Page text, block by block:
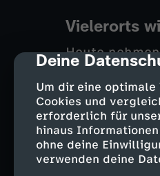
cmp-dialog-
Deine
Um dir eine optimale
Cookies und
erforderlich für
hinaus
ohne deine
verwenden deine
Vielerorts
Heute
vielerorts
auf der Erde
variieren. So
werden,
steigen.
zur
Kilometer